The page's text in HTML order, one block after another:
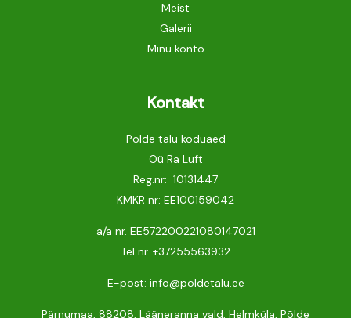
Meist
Galerii
Minu konto
Kontakt
Põlde talu koduaed
Oü Ra Luft
Reg.nr: 10131447
KMKR nr: EE100159042
a/a nr. EE572200221080147021
Tel nr. +37255563932
E-post: info@poldetalu.ee
Pärnumaa, 88208, Lääneranna vald, Helmküla, Põlde